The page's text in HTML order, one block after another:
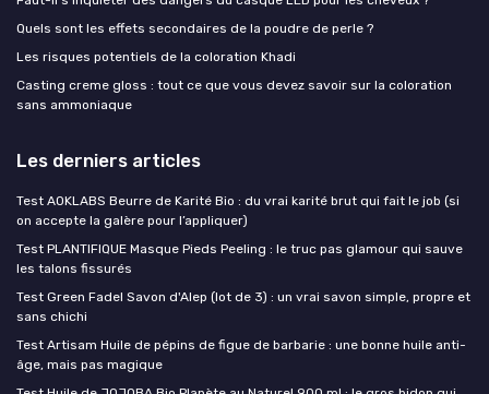
Quels sont les effets secondaires de la poudre de perle ?
Les risques potentiels de la coloration Khadi
Casting creme gloss : tout ce que vous devez savoir sur la coloration
sans ammoniaque
Les derniers articles
Test AOKLABS Beurre de Karité Bio : du vrai karité brut qui fait le job (si
on accepte la galère pour l’appliquer)
Test PLANTIFIQUE Masque Pieds Peeling : le truc pas glamour qui sauve
les talons fissurés
Test Green Fadel Savon d'Alep (lot de 3) : un vrai savon simple, propre et
sans chichi
Test Artisam Huile de pépins de figue de barbarie : une bonne huile anti-
âge, mais pas magique